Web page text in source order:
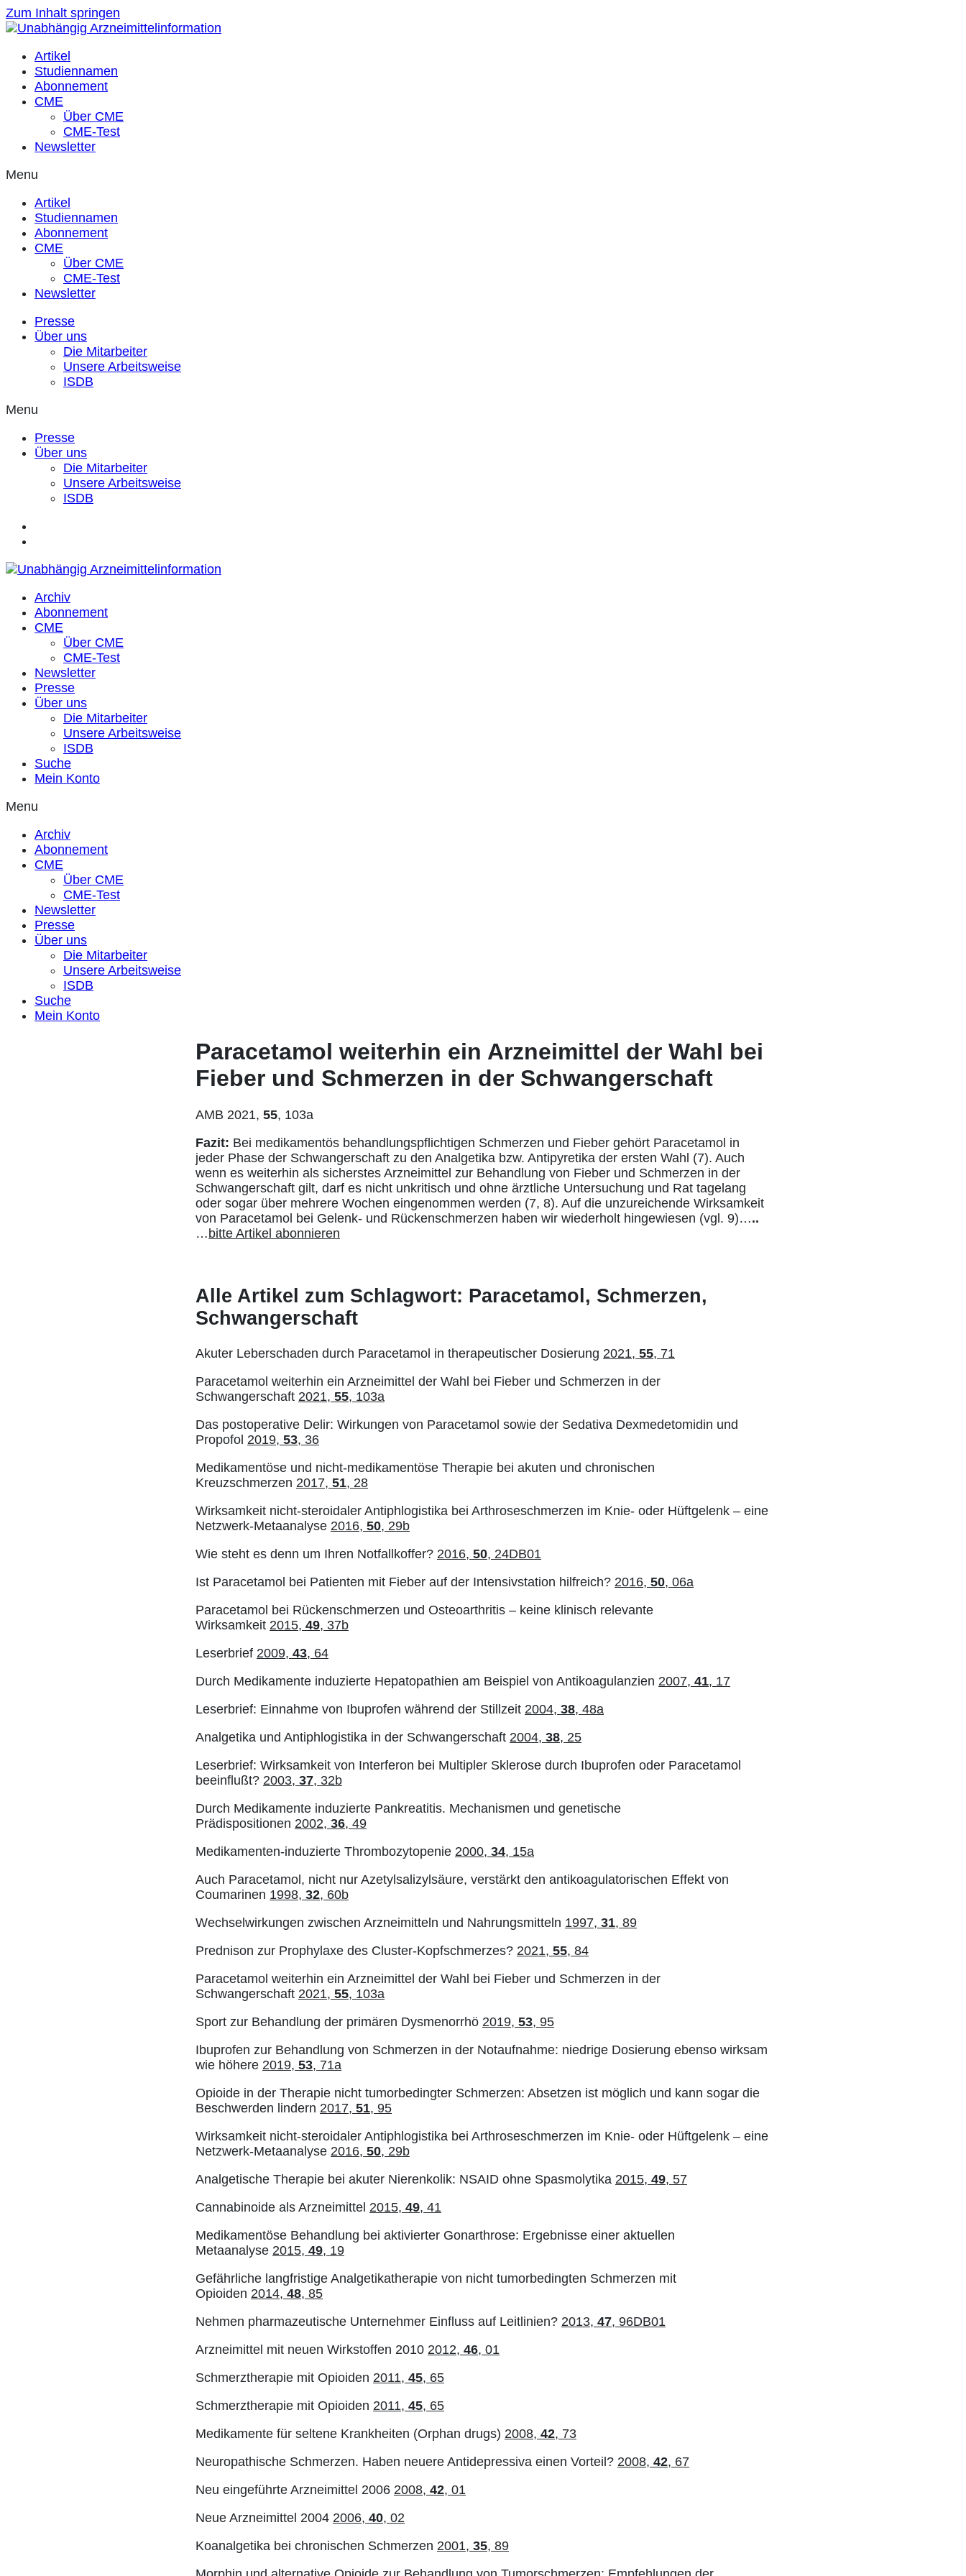
Zum Inhalt springen
Artikel
Studiennamen
Abonnement
CME
Über CME
CME-Test
Newsletter
Menu
Artikel
Studiennamen
Abonnement
CME
Über CME
CME-Test
Newsletter
Presse
Über uns
Die Mitarbeiter
Unsere Arbeitsweise
ISDB
Menu
Presse
Über uns
Die Mitarbeiter
Unsere Arbeitsweise
ISDB
Archiv
Abonnement
CME
Über CME
CME-Test
Newsletter
Presse
Über uns
Die Mitarbeiter
Unsere Arbeitsweise
ISDB
Suche
Mein Konto
Menu
Archiv
Abonnement
CME
Über CME
CME-Test
Newsletter
Presse
Über uns
Die Mitarbeiter
Unsere Arbeitsweise
ISDB
Suche
Mein Konto
Paracetamol weiterhin ein Arzneimittel der Wahl bei
Fieber und Schmerzen in der Schwangerschaft
AMB 2021, 55, 103a
Fazit: Bei medikamentös behandlungspflichtigen Schmerzen und Fieber gehört Paracetamol in
jeder Phase der Schwangerschaft zu den Analgetika bzw. Antipyretika der ersten Wahl (7). Auch
wenn es weiterhin als sicherstes Arzneimittel zur Behandlung von Fieber und Schmerzen in der
Schwangerschaft gilt, darf es nicht unkritisch und ohne ärztliche Untersuchung und Rat tagelang
oder sogar über mehrere Wochen eingenommen werden (7, 8). Auf die unzureichende Wirksamkeit
von Paracetamol bei Gelenk- und Rückenschmerzen haben wir wiederholt hingewiesen (vgl. 9)…..
…bitte Artikel abonnieren
Alle Artikel zum Schlagwort: Paracetamol, Schmerzen,
Schwangerschaft
Akuter Leberschaden durch Paracetamol in therapeutischer Dosierung 2021, 55, 71
Paracetamol weiterhin ein Arzneimittel der Wahl bei Fieber und Schmerzen in der
Schwangerschaft 2021, 55, 103a
Das postoperative Delir: Wirkungen von Paracetamol sowie der Sedativa Dexmedetomidin und
Propofol 2019, 53, 36
Medikamentöse und nicht-medikamentöse Therapie bei akuten und chronischen
Kreuzschmerzen 2017, 51, 28
Wirksamkeit nicht-steroidaler Antiphlogistika bei Arthroseschmerzen im Knie- oder Hüftgelenk – eine
Netzwerk-Metaanalyse 2016, 50, 29b
Wie steht es denn um Ihren Notfallkoffer? 2016, 50, 24DB01
Ist Paracetamol bei Patienten mit Fieber auf der Intensivstation hilfreich? 2016, 50, 06a
Paracetamol bei Rückenschmerzen und Osteoarthritis – keine klinisch relevante
Wirksamkeit 2015, 49, 37b
Leserbrief 2009, 43, 64
Durch Medikamente induzierte Hepatopathien am Beispiel von Antikoagulanzien 2007, 41, 17
Leserbrief: Einnahme von Ibuprofen während der Stillzeit 2004, 38, 48a
Analgetika und Antiphlogistika in der Schwangerschaft 2004, 38, 25
Leserbrief: Wirksamkeit von Interferon bei Multipler Sklerose durch Ibuprofen oder Paracetamol
beeinflußt? 2003, 37, 32b
Durch Medikamente induzierte Pankreatitis. Mechanismen und genetische
Prädispositionen 2002, 36, 49
Medikamenten-induzierte Thrombozytopenie 2000, 34, 15a
Auch Paracetamol, nicht nur Azetylsalizylsäure, verstärkt den antikoagulatorischen Effekt von
Coumarinen 1998, 32, 60b
Wechselwirkungen zwischen Arzneimitteln und Nahrungsmitteln 1997, 31, 89
Prednison zur Prophylaxe des Cluster-Kopfschmerzes? 2021, 55, 84
Paracetamol weiterhin ein Arzneimittel der Wahl bei Fieber und Schmerzen in der
Schwangerschaft 2021, 55, 103a
Sport zur Behandlung der primären Dysmenorrhö 2019, 53, 95
Ibuprofen zur Behandlung von Schmerzen in der Notaufnahme: niedrige Dosierung ebenso wirksam
wie höhere 2019, 53, 71a
Opioide in der Therapie nicht tumorbedingter Schmerzen: Absetzen ist möglich und kann sogar die
Beschwerden lindern 2017, 51, 95
Wirksamkeit nicht-steroidaler Antiphlogistika bei Arthroseschmerzen im Knie- oder Hüftgelenk – eine
Netzwerk-Metaanalyse 2016, 50, 29b
Analgetische Therapie bei akuter Nierenkolik: NSAID ohne Spasmolytika 2015, 49, 57
Cannabinoide als Arzneimittel 2015, 49, 41
Medikamentöse Behandlung bei aktivierter Gonarthrose: Ergebnisse einer aktuellen
Metaanalyse 2015, 49, 19
Gefährliche langfristige Analgetikatherapie von nicht tumorbedingten Schmerzen mit
Opioiden 2014, 48, 85
Nehmen pharmazeutische Unternehmer Einfluss auf Leitlinien? 2013, 47, 96DB01
Arzneimittel mit neuen Wirkstoffen 2010 2012, 46, 01
Schmerztherapie mit Opioiden 2011, 45, 65
Schmerztherapie mit Opioiden 2011, 45, 65
Medikamente für seltene Krankheiten (Orphan drugs) 2008, 42, 73
Neuropathische Schmerzen. Haben neuere Antidepressiva einen Vorteil? 2008, 42, 67
Neu eingeführte Arzneimittel 2006 2008, 42, 01
Neue Arzneimittel 2004 2006, 40, 02
Koanalgetika bei chronischen Schmerzen 2001, 35, 89